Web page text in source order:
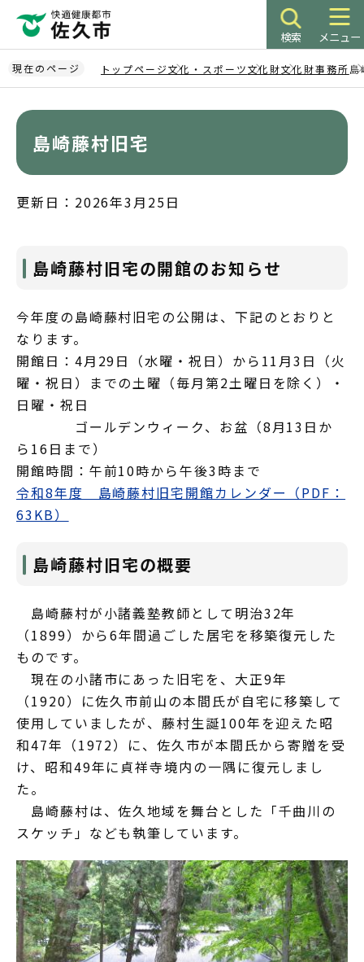
ペ
ー
ジ
検索 メニュー
現在のページ トップページ文化・スポーツ文化財文化財事務所島
島崎藤村旧宅
更新日：2026年3月25日
島崎藤村旧宅の開館のお知らせ
今年度の島崎藤村旧宅の公開は、下記のとおりと
なります。
開館日：4月29日（水曜・祝日）から11月3日（火
曜・祝日）までの土曜（毎月第2土曜日を除く）・
日曜・祝日
ゴールデンウィーク、お盆（8月13日か
ら16日まで）
開館時間：午前10時から午後3時まで
令和8年度 島崎藤村旧宅開館カレンダー（PDF：
63KB）
島崎藤村旧宅の概要
島崎藤村が小諸義塾教師として明治32年
（1899）から6年間過ごした居宅を移築復元した
ものです。
現在の小諸市にあった旧宅を、大正9年
（1920）に佐久市前山の本間氏が自宅に移築して
使用していましたが、藤村生誕100年を迎えた昭
和47年（1972）に、佐久市が本間氏から寄贈を受
け、昭和49年に貞祥寺境内の一隅に復元しまし
た。
島崎藤村は、佐久地域を舞台とした「千曲川の
スケッチ」なども執筆しています。